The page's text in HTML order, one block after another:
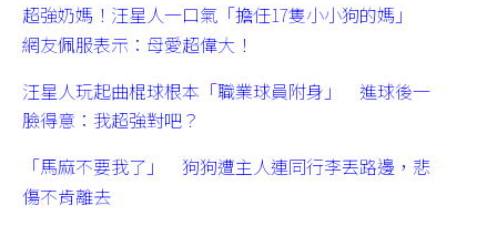
超強奶媽！汪星人一口氣「擔任17隻小小狗的媽」
網友佩服表示：母愛超偉大！
汪星人玩起曲棍球根本「職業球員附身」 進球後一
臉得意：我超強對吧？
「馬麻不要我了」 狗狗遭主人連同行李丟路邊，悲
傷不肯離去